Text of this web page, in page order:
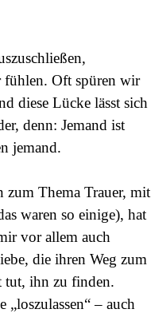
fühlen. Oft spüren wir
diese Lücke lässt sich
denn: Jemand ist
jemand.
zum Thema Trauer, mit
waren so einige), hat
vor allem auch
die ihren Weg zum
tut, ihn zu finden.
– auch